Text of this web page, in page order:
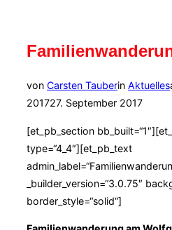
von Carsten Tauberin Aktuelles
201727. September 2017
[et_pb_section
type=“4_4″][et_pb_text
_builder_version=“3.0.75″
border_style=“solid“]